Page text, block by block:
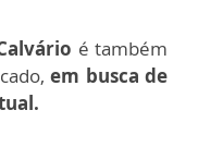
é também
em busca de